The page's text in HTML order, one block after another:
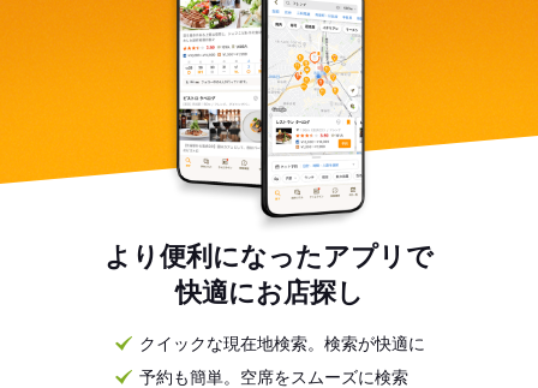
より便利になったアプリで
快適にお店探し
クイックな現在地検索。検索が快適に
予約も簡単。空席をスムーズに検索